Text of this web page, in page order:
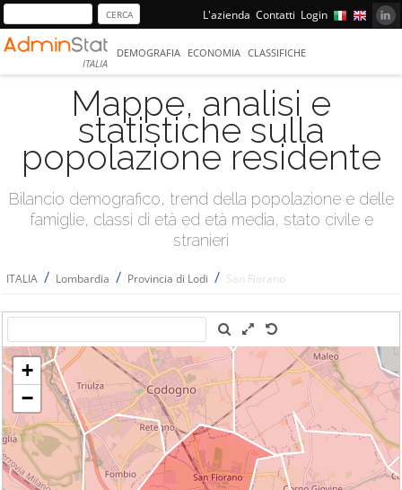
L'azienda Contatti Login
ITALIA
DEMOGRAFIA ECONOMIA CLASSIFICHE
Mappe, analisi e
statistiche sulla
popolazione residente
Bilancio demografico, trend della popolazione e delle
famiglie, classi di età ed età media, stato civile e
stranieri
ITALIA / Lombardia / Provincia di Lodi / San Fiorano